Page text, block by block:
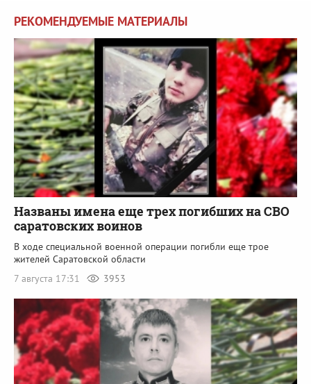
РЕКОМЕНДУЕМЫЕ МАТЕРИАЛЫ
Названы имена еще трех погибших на СВО
саратовских воинов
В ходе специальной военной операции погибли еще трое
жителей Саратовской области
7 августа 17:31
3953